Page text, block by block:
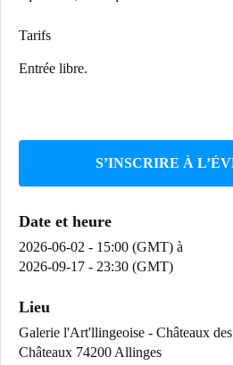
Tarifs
Entrée libre.
S’INSCRIRE À
Date et heure
2026-06-02 - 15:00 (GMT) à
2026-09-17 - 23:30 (GMT)
Lieu
Galerie l'Art'llingeoise - Châteaux
Châteaux 74200 Allinges